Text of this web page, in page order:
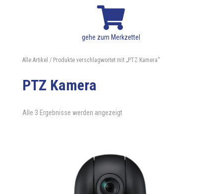

gehe zum Merkzettel
Alle Artikel / Produkte verschlagwortet mit „PTZ Kamera“
PTZ Kamera
Alle 3 Ergebnisse werden angezeigt